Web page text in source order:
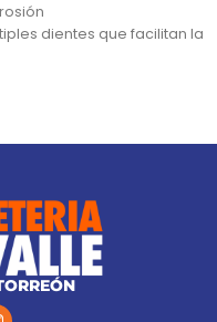
dientes que facilitan la